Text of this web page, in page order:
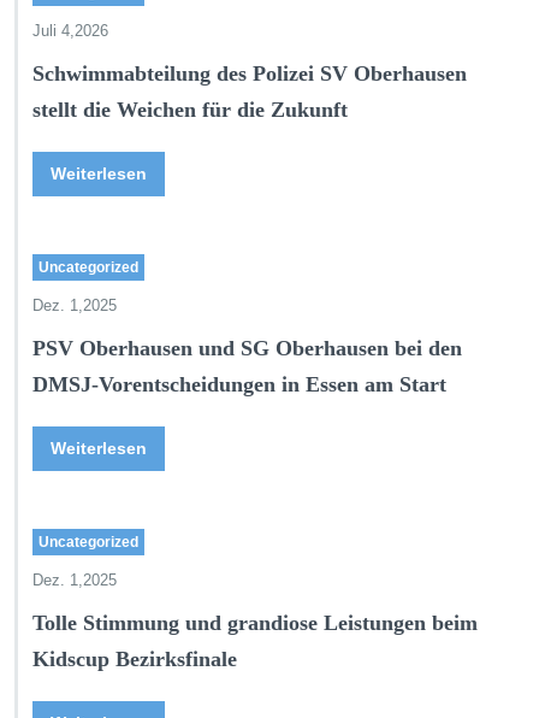
Juli 4,2026
Schwimmabteilung des Polizei SV Oberhausen
stellt die Weichen für die Zukunft
Weiterlesen
Uncategorized
Dez. 1,2025
PSV Oberhausen und SG Oberhausen bei den
DMSJ-Vorentscheidungen in Essen am Start
Weiterlesen
Uncategorized
Dez. 1,2025
Tolle Stimmung und grandiose Leistungen beim
Kidscup Bezirksfinale